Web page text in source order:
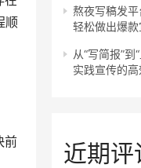
顺
前
熬夜写稿发
轻松做出爆
从“写简报”
实践宣传的
近期评